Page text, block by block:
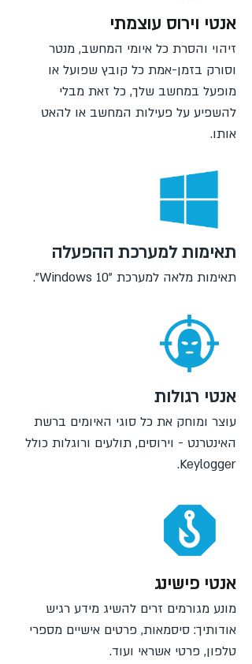
אנטי וירוס עוצמתי
זיהוי והסרת כל איומי המחשב, מנטר
וסורק בזמן-אמת כל קובץ שפועל או
מופעל במחשב שלך, כל זאת מבלי
להשפיע על פעילות המחשב או להאט
אותו.
תאימות למערכת ההפעלה
תאימות מלאה למערכת "Windows 10".
אנטי רגולות
עוצר ומוחק את כל סוגי האיומים ברשת
האינטרנט - וירוסים, תולעים ורוגלות כולל
Keylogger.
אנטי פישינג
מונע מגורמים זרים להשיג מידע רגיש
אודותיך: סיסמאות, פרטים אישיים מספרי
טלפון, פרטי אשראי ועוד.